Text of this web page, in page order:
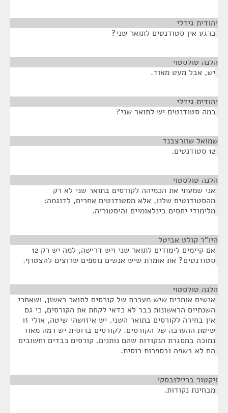
יהודית גידלי
כרגע אין סטודנטים לתואר שני?
הלנה טולסטוי
יש, אבל מעט מאוד.
יהודית גידלי
כמה סטודנטים יש לתואר שני?
שמואל שוורצבנד
12 סטודנטים.
הלנה טולסטוי
אני שמעתי את הכמיהה לקורסים בתואר שני לא רק
מהסטודנטים שלנו, אלא מסטודנטים אחרים, לדוגמה:
מלימודי יחסים בינלאומיים והיסטוריה.
היו"ר קולט אביטל
אם קיימים לימודים לתואר שני ויש דרישה, למה יש רק 12
סטודנטים? את אומרת שיש אנשים נוספים שרוצים להצטרף.
הלנה טולסטוי
אנשים אומרים שיש מערכת של קורסים לתואר ראשון, ושאחרי
השנתיים הראשונות כבר לא כדאי לקחת את הקורסים, כי גם
אין בחירה לקורסים בתואר השני. יש איזושהי שיטה, אולי זו
שיטת ההערכה של הקורסים. לקורסים ברוסית יש רמה מאוד
נמוכה במסגרת הנקודות שהם נותנים. קורסים כבדים וחשובים
הם לא בשפה ובספרות רוסית.
ויקטור בריילובסקי
מבחינת נקודות.